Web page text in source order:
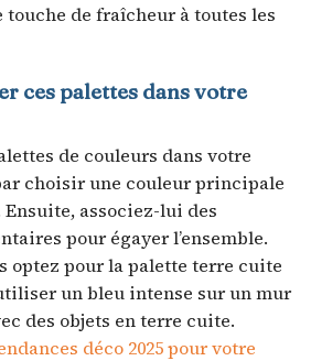
de fraîcheur à toutes les
ces palettes dans votre
de couleurs dans votre
choisir une couleur principale
associez-lui des
pour égayer l’ensemble.
optez pour la palette terre cuite
un bleu intense sur un mur
des objets en terre cuite.
déco 2025 pour votre